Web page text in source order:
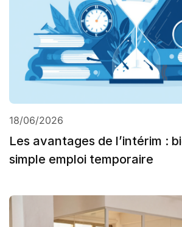
18/06/2026
Les avantages de l’intérim :
simple emploi temporaire